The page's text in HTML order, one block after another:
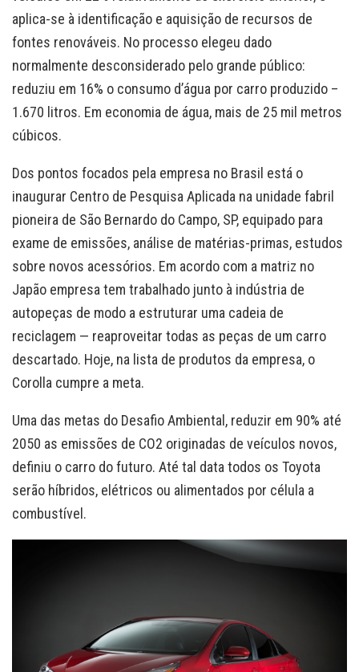
aplica-se à identificação e aquisição de recursos de
fontes renováveis. No processo elegeu dado
normalmente desconsiderado pelo grande público:
reduziu em 16% o consumo d’água por carro produzido –
1.670 litros. Em economia de água, mais de 25 mil metros
cúbicos.
Dos pontos focados pela empresa no Brasil está o
inaugurar Centro de Pesquisa Aplicada na unidade fabril
pioneira de São Bernardo do Campo, SP, equipado para
exame de emissões, análise de matérias-primas, estudos
sobre novos acessórios. Em acordo com a matriz no
Japão empresa tem trabalhado junto à indústria de
autopeças de modo a estruturar uma cadeia de
reciclagem — reaproveitar todas as peças de um carro
descartado. Hoje, na lista de produtos da empresa, o
Corolla cumpre a meta.
Uma das metas do Desafio Ambiental, reduzir em 90% até
2050 as emissões de CO2 originadas de veículos novos,
definiu o carro do futuro. Até tal data todos os Toyota
serão híbridos, elétricos ou alimentados por célula a
combustível.